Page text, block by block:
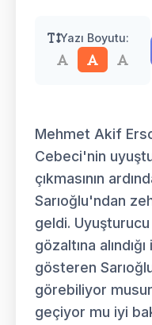
Yazı Boyutu:
Mehmet Akif
Cebeci'nin
çıkmasının
Sarıoğlu'ndan
geldi.
gözaltına
gösteren
görebiliyor
geçiyor mu iyi